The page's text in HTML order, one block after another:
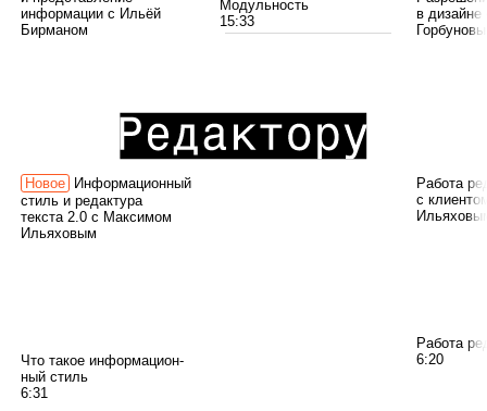
информации с Ильёй
Бирманом
Модуль­ность
15:33
Пра­вило якор­ных объ­ек­
тов
в
Информационный
стиль и редактура
текста 2.0 с Максимом
Ильяховым
Что такое инфор­ма­ци­он­
ный стиль
6:31
Работа
с
Работа
6:20